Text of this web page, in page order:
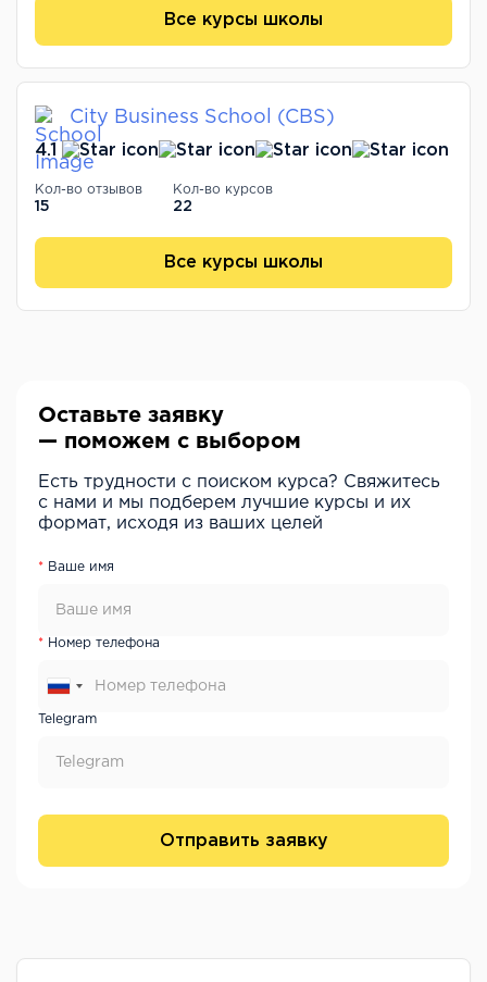
Все курсы школы
City Business School (CBS)
4.1
Кол-во отзывов
15
Кол-во курсов
22
Все курсы школы
Оставьте заявку
— поможем с выбором
Есть трудности с поиском курса? Свяжитесь
с нами и мы подберем лучшие курсы и их
формат, исходя из ваших целей
Ваше имя
Номер телефона
Telegram
Отправить заявку